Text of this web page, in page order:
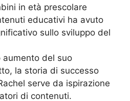
in età prescolare
educativi ha avuto
sullo sviluppo del
aumento del suo
la storia di successo
serve da ispirazione
di contenuti.